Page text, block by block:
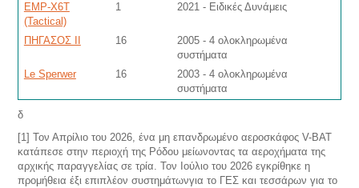
EMP-X6Τ
(Tactical)
1 2021 - Ειδικές Δυνάμεις
ΠΗΓΑΣΟΣ ΙΙ 16
2005 - 4 ολοκληρωμένα
συστήματα
Le Sperwer
16
2003 - 4 ολοκληρωμένα
συστήματα
δ
[1] Τον Απρίλιο του 2026, ένα μη επανδρωμένο αεροσκάφος V-BAT
κατάπεσε στην περιοχή της Ρόδου μείωνοντας τα αεροχήματα της
αρχικής παραγγελίας σε τρία. Τον Ιούλιο του 2026 εγκρίθηκε η
προμήθεια έξι επιπλέον συστημάτωνγια το ΓΕΣ και τεσσάρων για το